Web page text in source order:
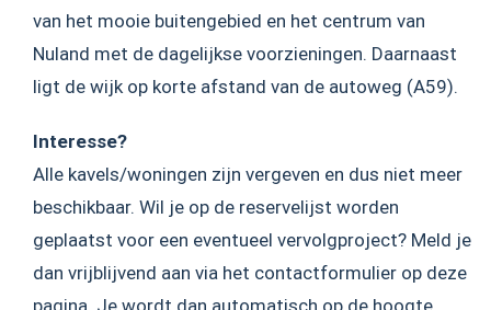
van het mooie buitengebied en het centrum van
Nuland met de dagelijkse voorzieningen. Daarnaast
ligt de wijk op korte afstand van de autoweg (A59).
Interesse?
Alle kavels/woningen zijn vergeven en dus niet meer
beschikbaar. Wil je op de reservelijst worden
geplaatst voor een eventueel vervolgproject? Meld je
dan vrijblijvend aan via het contactformulier op deze
pagina. Je wordt dan automatisch op de hoogte